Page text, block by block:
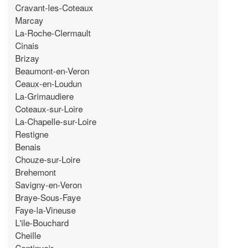
Cravant-les-Coteaux
Marcay
La-Roche-Clermault
Cinais
Brizay
Beaumont-en-Veron
Ceaux-en-Loudun
La-Grimaudiere
Coteaux-sur-Loire
La-Chapelle-sur-Loire
Restigne
Benais
Chouze-sur-Loire
Brehemont
Savigny-en-Veron
Braye-Sous-Faye
Faye-la-Vineuse
L'ile-Bouchard
Cheille